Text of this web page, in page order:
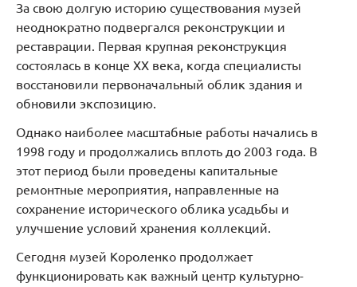
За свою долгую историю существования музей
неоднократно подвергался реконструкции и
реставрации. Первая крупная реконструкция
состоялась в конце XX века, когда специалисты
восстановили первоначальный облик здания и
обновили экспозицию.
Однако наиболее масштабные работы начались в
1998 году и продолжались вплоть до 2003 года. В
этот период были проведены капитальные
ремонтные мероприятия, направленные на
сохранение исторического облика усадьбы и
улучшение условий хранения коллекций.
Сегодня музей Короленко продолжает
функционировать как важный центр культурно-